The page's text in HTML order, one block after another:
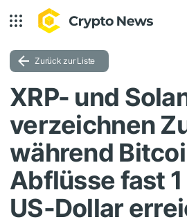
Zurück zur Liste
XRP- und
verzeichnen
während
Abflüsse fast
US-Dollar